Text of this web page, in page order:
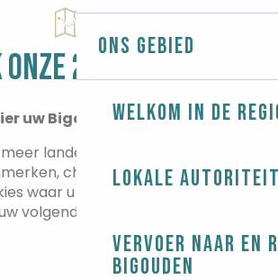
Ons gebied
Welkom in de
Lokale
Vervoer naar en
Bigouden
22 GEMEENTEN
uw Bigouden-avontuur!
landelijk, elke gemeente heeft
charme en troeven. Maak
waar u uw koffers neerzet voor
volgende vakantie.